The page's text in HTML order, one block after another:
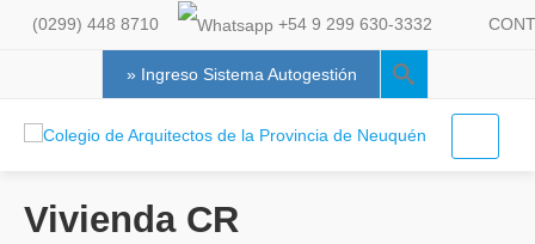
(0299) 448 8710 +54 9 299 630-3332
» Ingreso Sistema Autogestión
Vivienda CR